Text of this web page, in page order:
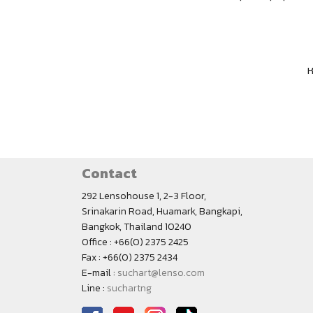
Contact
292 Lensohouse 1, 2-3 Floor,
Srinakarin Road, Huamark, Bangkapi,
Bangkok, Thailand 10240
Office : +66(0) 2375 2425
Fax : +66(0) 2375 2434
E-mail : suchart@lenso.com
Line : suchartng